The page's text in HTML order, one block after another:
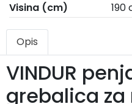
Visina (cm)
190
Opis
VINDUR
grebalica